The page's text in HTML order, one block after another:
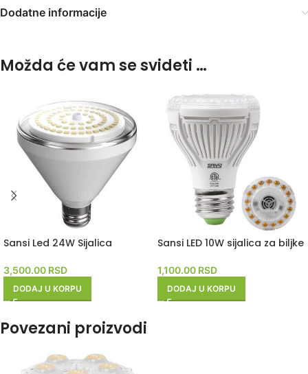
Dodatne informacije
Možda će vam se svideti …
Sansi Led 24W Sijalica
3,500.00 RSD
DODAJ U KORPU
Sansi LED 10W sijalica za biljke
1,100.00 RSD
DODAJ U KORPU
Povezani proizvodi